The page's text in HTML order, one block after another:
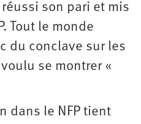
son pari et mis
Tout le monde
du conclave sur les
se montrer «
dans le NFP tient